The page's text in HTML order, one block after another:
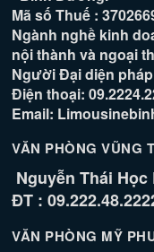
Mã số Thuế :
Ngành nghề kinh
nội thành và ngoại
Người Đại diện
Điện thoại:
Email:
VĂN PHÒNG VŨNG
Nguyễn Thái
ĐT :
VĂN PHÒNG MỸ